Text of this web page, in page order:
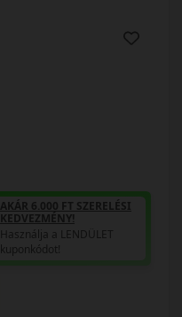
AKÁR 6.000 FT SZERELÉSI
KEDVEZMÉNY!
Használja a LENDÜLET
kuponkódot!